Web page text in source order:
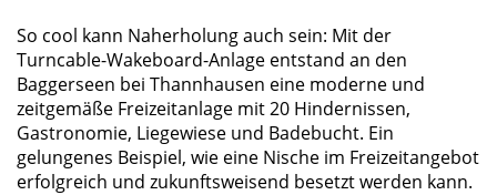
So cool kann Naherholung auch sein: Mit der
Turncable-Wakeboard-Anlage entstand an den
Baggerseen bei Thannhausen eine moderne und
zeitgemäße Freizeitanlage mit 20 Hindernissen,
Gastronomie, Liegewiese und Badebucht. Ein
gelungenes Beispiel, wie eine Nische im Freizeitangebot
erfolgreich und zukunftsweisend besetzt werden kann.